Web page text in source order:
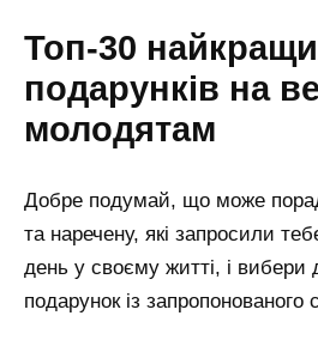
Топ-30
подарунків на
молодятам
Добре подумай, що може
та наречену, які запросили
день у своєму житті, і
подарунок із запропонованого